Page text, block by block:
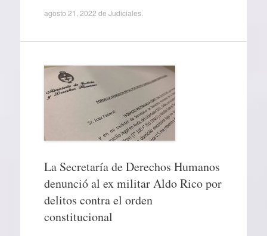
agosto 21, 2022 de Judiciales.
La Secretaría de Derechos Humanos
denunció al ex militar Aldo Rico por
delitos contra el orden
constitucional